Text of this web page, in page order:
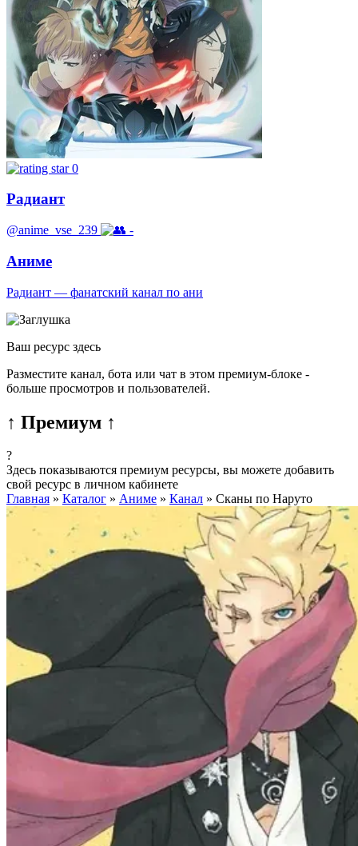
0
Радиант
@anime_vse_239 -
Аниме
Радиант — фанатский канал по ани
Ваш ресурс здесь
Разместите канал, бота или чат в этом премиум-блоке -
больше просмотров и пользователей.
↑ Премиум ↑
?
Здесь показываются премиум ресурсы, вы можете добавить
свой ресурс в личном кабинете
Главная » Каталог » Аниме » Канал » Сканы по Наруто